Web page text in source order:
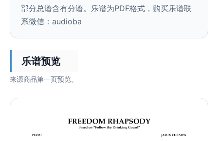
部分总谱含有分谱。乐谱为PDF格式，购买乐谱联
系微信：audioba
乐谱预览
来源商品第一页预览。